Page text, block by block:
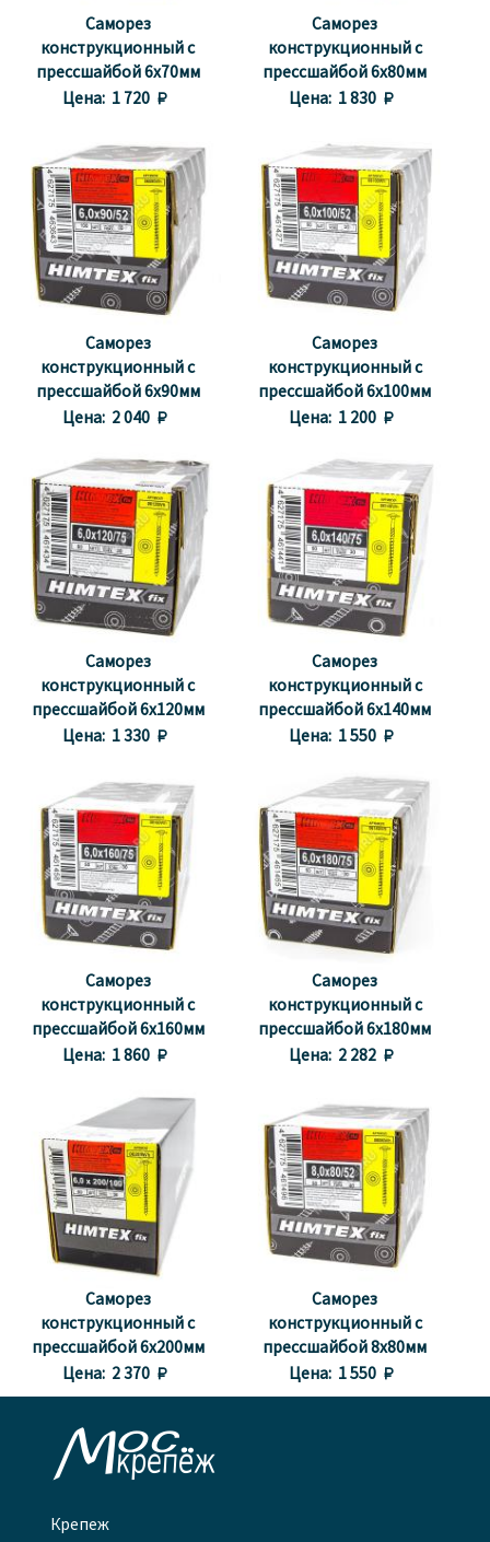
Саморез
конструкционный с
прессшайбой 6х70мм
(100шт.)
Цена: 1 720 
Саморез
конструкционный с
прессшайбой 6х80мм
(100шт.)
Цена: 1 830 
Саморез
конструкционный с
прессшайбой 6х90мм
(100шт.)
Цена: 2 040 
Саморез
конструкционный с
прессшайбой 6х100мм
(50шт.)
Цена: 1 200 
Саморез
конструкционный с
прессшайбой 6х120мм
(50шт.)
Цена: 1 330 
Саморез
конструкционный с
прессшайбой 6х140мм
(50шт.)
Цена: 1 550 
Саморез
конструкционный с
прессшайбой 6х160мм
(50шт.)
Цена: 1 860 
Саморез
конструкционный с
прессшайбой 6х180мм
(50шт.)
Цена: 2 282 
Саморез
конструкционный с
прессшайбой 6х200мм
(50шт.)
Цена: 2 370 
Саморез
конструкционный с
прессшайбой 8х80мм
(50шт.)
Цена: 1 550 
Крепеж